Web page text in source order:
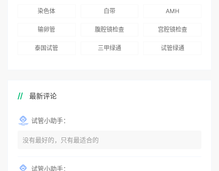
染色体 白带 AMH
输卵管 腹腔镜检查 宫腔镜检查
泰国试管 三甲绿通 试管绿通
最新评论
试管小助手：
没有最好的，只有最适合的
试管小助手：